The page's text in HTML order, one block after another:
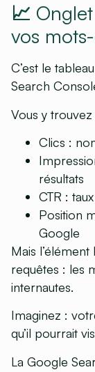
📈
vos
C’est le
Search
Vous y
Clics :
résultats
CTR :
Position
Google
Mais
requêtes : les
internautes.
Imaginez :
qu’il pourrait
La Google